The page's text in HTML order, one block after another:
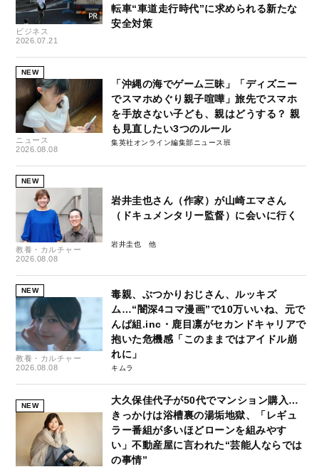
ビジネス
2026.07.21
転車“車道走行時代”に求められる新たな
安全対策
NEW
ニュース
2026.08.08
「沖縄の海でゲーム三昧」「ディズニー
でスマホめぐり親子喧嘩」旅先でスマホ
を手放さない子ども、親はどうする？ 親
も見直したい3つのルール
集英社オンライン編集部ニュース班
NEW
教養・カルチャー
2026.08.08
岩井圭也さん（作家）が山崎エマさん
（ドキュメンタリー監督）に会いに行く
岩井圭也
NEW
教養・カルチャー
2026.08.08
毒親、ぶつかりおじさん、ルッキズ
ム…“闇深4コマ漫画”で10万いいね、元で
んぱ組.inc・鹿目凛がセカンドキャリアで
抱いた危機感「このままではアイドル崩
れに」
キムラ
NEW
大久保佳代子が50代でマンション購入…
きっかけは浴槽裏の湯垢地獄、「レギュ
ラー番組が多いほどローンを組みやす
い」不動産屋に言われた“芸能人ならでは
の事情”